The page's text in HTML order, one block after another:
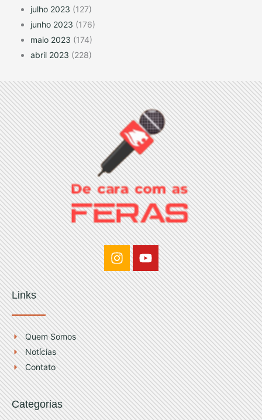
julho 2023 (127)
junho 2023 (176)
maio 2023 (174)
abril 2023 (228)
I
n
s
t
a
g
r
a
m
Y
o
u
t
u
b
e
Links
Quem Somos
Notícias
Contato
Categorias